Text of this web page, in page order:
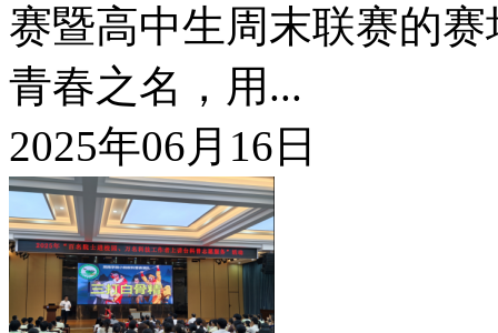
赛暨高中生周末联赛的
青春之名，用...
2025年06月16日